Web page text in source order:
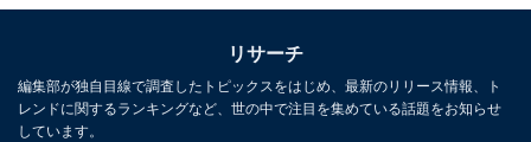
春に行きたいと思う「北海道の旅行先」ランキ
ング！ 2位「札幌市時計台」を抑えた1位は？
【2026年調査】
リサーチ
編集部が独自目線で調査したトピックスをはじめ、最新のリリース情報、ト
レンドに関するランキングなど、世の中で注目を集めている話題をお知らせ
しています。